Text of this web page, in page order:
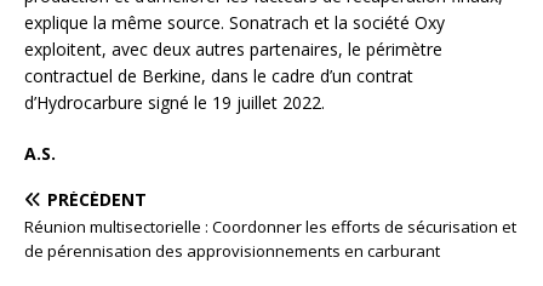
explique la même source. Sonatrach et la société Oxy
exploitent, avec deux autres partenaires, le périmètre
contractuel de Berkine, dans le cadre d’un contrat
d’Hydrocarbure signé le 19 juillet 2022.
A.S.
PRÉCÉDENT
Réunion multisectorielle : Coordonner les efforts de sécurisation et
de pérennisation des approvisionnements en carburant